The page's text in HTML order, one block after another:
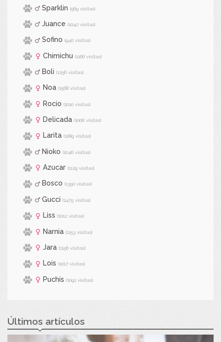
Sparklin (969 visitas)
Juance (1042 visitas)
Sofino (940 visitas)
Chimichu (1166 visitas)
Boli (1256 visitas)
Noa (1568 visitas)
Rocio (1010 visitas)
Delicada (1006 visitas)
Larita (1089 visitas)
Nioko (1046 visitas)
Azucar (1129 visitas)
Bosco (1350 visitas)
Gucci (1475 visitas)
Liss (1012 visitas)
Narnia (1153 visitas)
Jara (1156 visitas)
Lois (1017 visitas)
Puchis (1091 visitas)
Últimos artículos